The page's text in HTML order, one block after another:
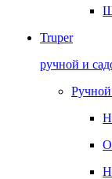
Truper
ручной и